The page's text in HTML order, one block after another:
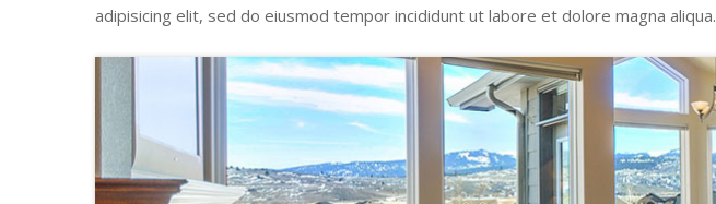
adipisicing elit, sed do eiusmod tempor incididunt ut labore et dolore magna aliqua.